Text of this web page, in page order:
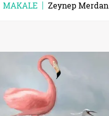
MAKALE Zeynep Merdan